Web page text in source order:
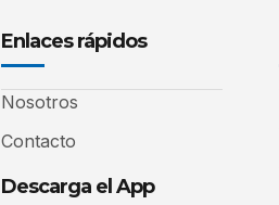
Enlaces rápidos
Nosotros
Contacto
Descarga el App